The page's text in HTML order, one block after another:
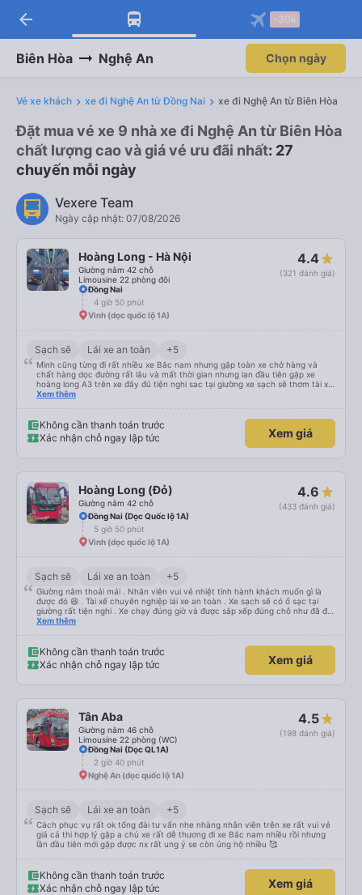
arrow_back -30k
Biên Hòa Nghệ An Chọn ngày
Vé xe khách xe đi Nghệ An từ Đồng Nai xe đi Nghệ An từ Biên Hòa
Đặt mua vé xe 9 nhà xe đi Nghệ An từ Biên Hòa
chất lượng cao và giá vé ưu đãi nhất: 27
chuyến mỗi ngày
Vexere Team
Ngày cập nhật: 07/08/2026
Hoàng Long - Hà Nội
Giường nằm 42 chỗ
Limousine 22 phòng đôi
4.4
(321 đánh giá)
Đồng Nai
4 giờ 50 phút
Vinh (dọc quốc lộ 1A)
Sạch sẽ Lái xe an toàn +5
Mình cũng từng đi rất nhiều xe Bắc nam nhưng gặp toàn xe chở hàng và
chất hàng dọc đường rất lâu và mất thời gian nhưng lan đầu tiên gặp xe
hoàng long A3 trên xe đây đủ tiện nghi sac tại giường xe sạch sẽ thơm tài xế
lo xe thoải mái vui tính sẽ con ung hô nhe
Xem thêm
Không cần thanh toán trước
Xác nhận chỗ ngay lập tức
Xem giá
Hoàng Long (Đỏ)
Giường nằm 42 chỗ
4.6
(433 đánh giá)
Đồng Nai (Dọc Quốc lộ 1A)
5 giờ 50 phút
Vinh (dọc quốc lộ 1A)
Sạch sẽ Lái xe an toàn +5
Giường nằm thoải mái . Nhân viên vui vẻ nhiệt tình hành khách muốn gì là
được đó 😆 . Tài xế chuyên nghiệp lái xe an toàn . Xe sạch sẽ có ổ sạc tại
giường rất tiện nghi . Xe chạy đúng giờ và được sắp xếp đúng chỗ như đã đặt
. Điểm 10 cho hoàng long đỏ 👍
Xem thêm
Không cần thanh toán trước
Xác nhận chỗ ngay lập tức
Xem giá
Tân Aba
Giường nằm 46 chỗ
Limousine 22 phòng (WC)
4.5
(198 đánh giá)
Đồng Nai (Dọc QL1A)
2 giờ 40 phút
Nghệ An (dọc quốc lộ 1A)
Sạch sẽ Lái xe an toàn +5
Cách phục vụ rất ok tổng đài tư vấn nhe nhàng nhân viên trên xe rất vui vẻ
giá cả thi hợp lý gặp a chủ xe rất dễ thương đi xe Bắc nam nhiều rồi nhưng
lần đầu tiên mới gặp được nx rất ung ý se còn ủng hộ nhiều 🥰
Không cần thanh toán trước
Xác nhận chỗ ngay lập tức
Xem giá